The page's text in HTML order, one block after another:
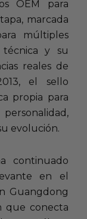
OEM para
marcada
múltiples
técnica y su
reales de
el sello
propia para
evolución.
continuado
en el
Guangdong
que conecta